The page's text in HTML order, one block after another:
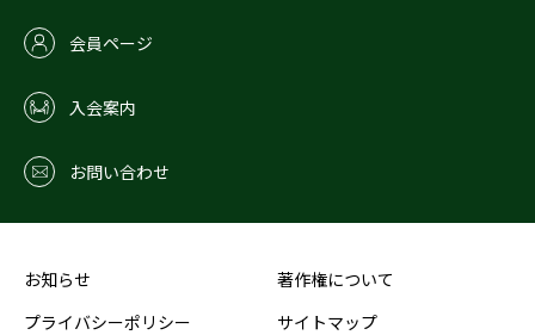
会員ページ
入会案内
お問い合わせ
お知らせ
著作権について
プライバシーポリシー
サイトマップ